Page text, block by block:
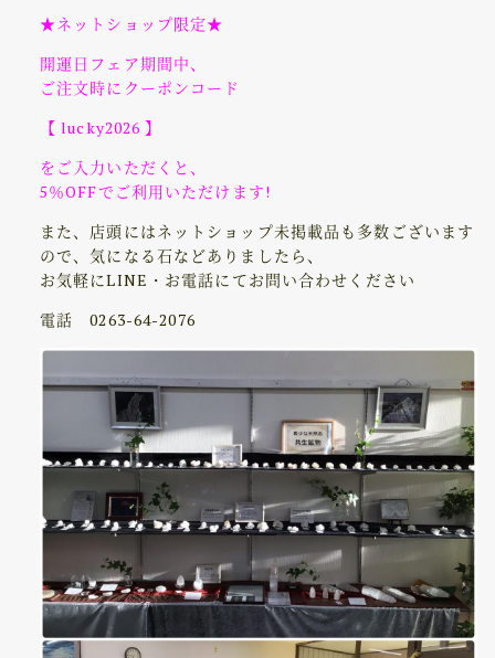
★ネットショップ限定★
開運日フェア期間中、
ご注文時にクーポンコード
【 lucky2026 】
をご入力いただくと、
5％OFFでご利用いただけます!
また、店頭にはネットショップ未掲載品も多数ございます
ので、 気になる石などありましたら、
お気軽にLINE・お電話にてお問い合わせください
電話 0263-64-2076